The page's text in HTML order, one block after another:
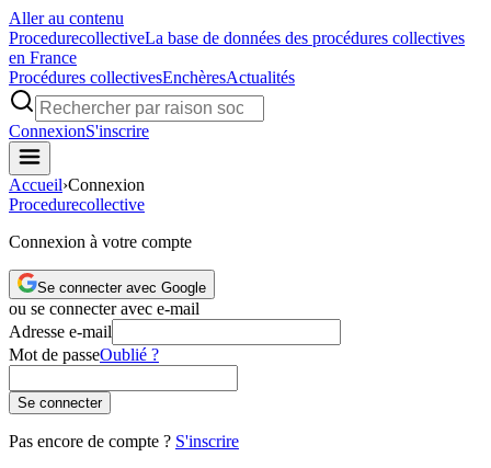
Aller au contenu
ProcedurecollectiveLa base de données des procédures collectives
en France
Procédures collectivesEnchèresActualités
ConnexionS'inscrire
Accueil›Connexion
Procedurecollective
Connexion à votre compte
Se connecter avec Google
ou se connecter avec e-mail
Adresse e-mail
Mot de passeOublié ?
Se connecter
Pas encore de compte ? S'inscrire